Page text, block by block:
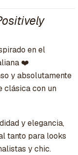
en el
❤️
y absolutamente
clásica con un
y elegancia,
tanto para looks
y chic.